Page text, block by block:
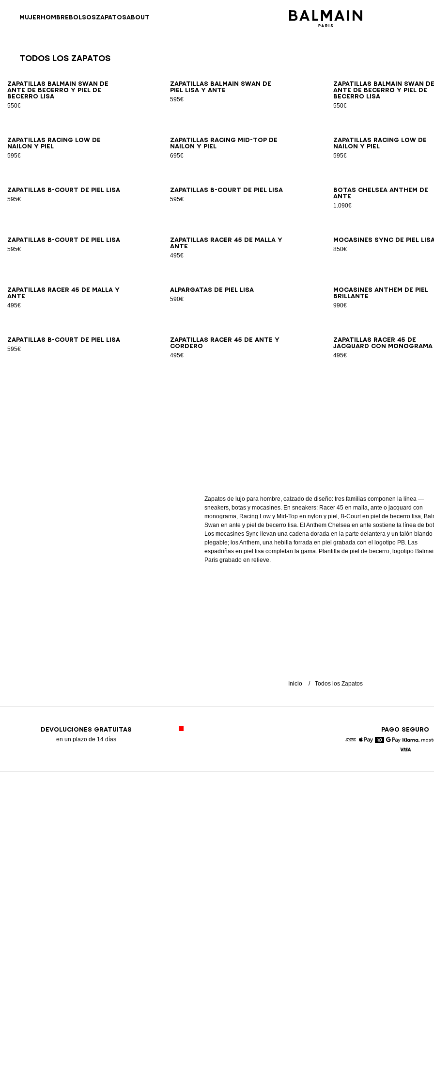
MUJERHOMBREBOLSOSZAPATOSABOUT
Todos los Zapatos
Zapatillas Balmain Swan de
ante de becerro y piel de
becerro lisa
550€
394041424344 4546
Zapatillas Balmain Swan de
piel lisa y ante
595€
394041424344 4546
Zapatillas Balmain Swan de
ante de becerro y piel de
becerro lisa
550€
394041424344 45
Zapatillas Racing Low de
nailon y piel
595€
3940 4142434445
Zapatillas Racing Mid-Top de
nailon y piel
695€
3940 414243444546
Zapatillas Racing Low de
nailon y piel
595€
39404142434445
Zapatillas B-Court de piel lisa
595€
404142 43444546 47 Zapatillas B-Court de piel lisa
595€
404142 4344454647
Botas Chelsea Anthem de
ante
1.090€
3940414243 4445
Zapatillas B-Court de piel lisa
595€
394041 42434445 4647
Zapatillas Racer 45 de malla y
ante
495€
394041 42434445 46 Mocasines Sync de piel
850€
394041 4243 4445
Zapatillas Racer 45 de malla y
ante
495€
394041 42434445 46 Alpargatas de piel lisa
590€
394041 4243
Mocasines Anthem de piel
brillante
990€
39404142434445
Zapatillas B-Court de piel lisa
595€
404142 43444546 47
Zapatillas Racer 45 de ante y
cordero
495€
394041 4243444546
Zapatillas Racer 45 de
jacquard con monograma
495€
394041 4243
Zapatos de lujo para hombre, calzado de diseño: tres familias componen la línea —
sneakers, botas y mocasines. En sneakers: Racer 45 en malla, ante o jacquard con
monograma, Racing Low y Mid-Top en nylon y piel, B-Court en piel de becerro lisa,
Swan en ante y piel de becerro lisa. El Anthem Chelsea en ante sostiene la línea de
Los mocasines Sync llevan una cadena dorada en la parte delantera y un talón blando
plegable; los Anthem, una hebilla forrada en piel grabada con el logotipo PB. Las
espadriñas en piel lisa completan la gama. Plantilla de piel de becerro, logotipo
Paris grabado en relieve.
Inicio Todos los Zapatos
DEVOLUCIONES GRATUITAS
en un plazo de 14 días
PAGO SEGURO
Google Pay
Klarna